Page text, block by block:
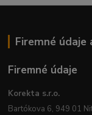
Firemné údaje
Firemné údaje
Korekta s.r.o.
Bartókova 6, 949 01